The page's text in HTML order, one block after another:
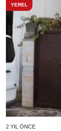
YEREL
2 YIL ÖNCE